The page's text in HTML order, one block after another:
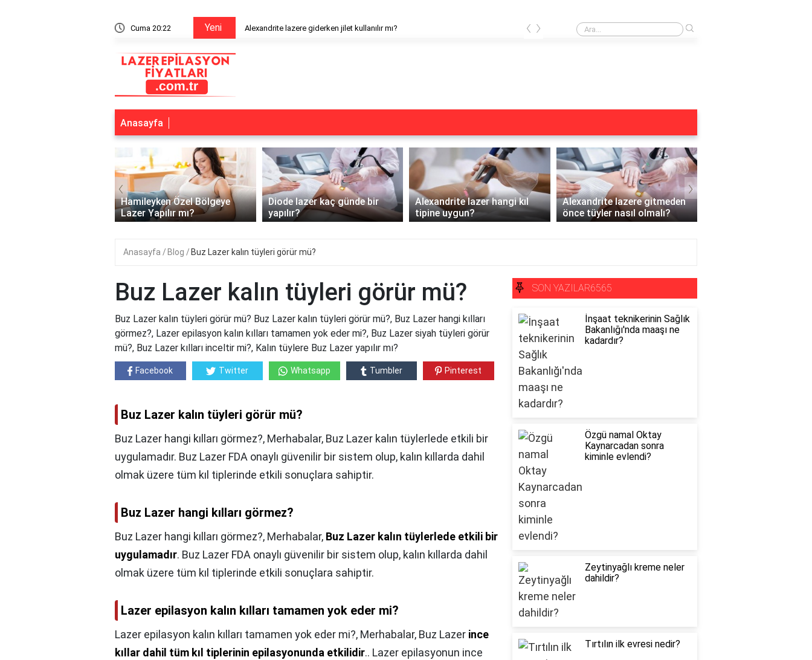
Cuma 20:22 Yeni Alexandrite lazere giderken jilet kullanılır mı? Buz lazer öncesi duş alınır mı?
‹ ›
Anasayfa
Hamileyken Özel Bölgeye
Lazer Yapılır mı?
Diode lazer kaç günde bir
yapılır?
Alexandrite lazer hangi kıl
tipine uygun?
Alexandrite lazere gitmeden
önce tüyler nasıl olmalı?
‹ ›
Anasayfa Blog Buz Lazer kalın tüyleri görür mü?
Buz Lazer kalın tüyleri görür mü?
Buz Lazer kalın tüyleri görür mü? Buz Lazer kalın tüyleri görür mü?, Buz Lazer hangi kılları
görmez?, Lazer epilasyon kalın kılları tamamen yok eder mi?, Buz Lazer siyah tüyleri görür
mü?, Buz Lazer kılları inceltir mi?, Kalın tüylere Buz Lazer yapılır mı?
Facebook Twitter Whatsapp Tumbler Pinterest
Buz Lazer kalın tüyleri görür mü?
Buz Lazer hangi kılları görmez?, Merhabalar, Buz Lazer kalın tüylerlede etkili bir
uygulamadır. Buz Lazer FDA onaylı güvenilir bir sistem olup, kalın kıllarda dahil
olmak üzere tüm kıl tiplerinde etkili sonuçlara sahiptir.
Buz Lazer hangi kılları görmez?
Buz Lazer hangi kılları görmez?, Merhabalar, Buz Lazer kalın tüylerlede etkili bir
uygulamadır. Buz Lazer FDA onaylı güvenilir bir sistem olup, kalın kıllarda dahil
olmak üzere tüm kıl tiplerinde etkili sonuçlara sahiptir.
Lazer epilasyon kalın kılları tamamen yok eder mi?
Lazer epilasyon kalın kılları tamamen yok eder mi?, Merhabalar, Buz Lazer ince
kıllar dahil tüm kıl tiplerinin epilasyonunda etkilidir.. Lazer epilasyonun ince
SON YAZILAR6565
İnşaat teknikerinin Sağlık
Bakanlığı'nda maaşı ne
kadardır?
Özgü namal Oktay
Kaynarcadan sonra
kiminle evlendi?
Zeytinyağlı kreme neler
dahildir?
Tırtılın ilk evresi nedir?